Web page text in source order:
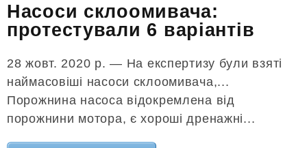
Насоси склоомивача:
протестували 6 варіантів
28 жовт. 2020 р. — На експертизу були взяті
наймасовіші насоси склоомивача,...
Порожнина насоса відокремлена від
порожнини мотора, є хороші дренажні...